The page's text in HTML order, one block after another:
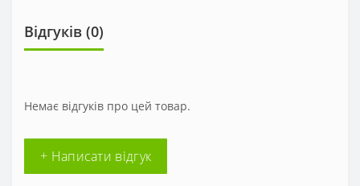
Відгуків (0)
Немає відгуків про цей товар.
+ Написати відгук